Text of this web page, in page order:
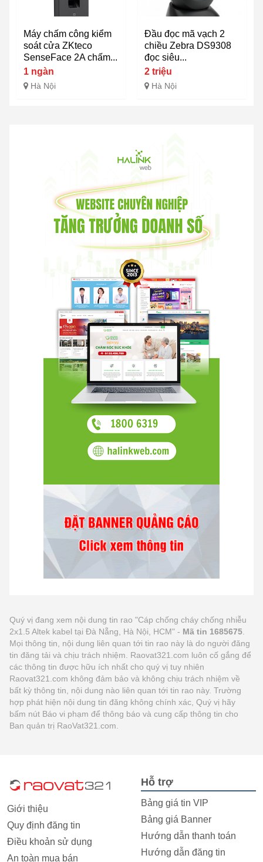
Máy chấm công kiểm
soát cửa ZKteco
SenseFace 2A chấm...
1 ngàn
Hà Nội
Đầu đọc mã vạch 2
chiều Zebra DS9308
đọc siêu...
2 triệu
Hà Nội
Quý vị đang xem nội dung tin rao "Cáp chống cháy chống nhiễu
2x1.5 Altek kabel tại Đà Nẵng, Hà Nội, HCM" - Mã tin 1685675
Mọi thông tin, nội dung liên quan tới tin rao này là do người đăng
tin đăng tải và chịu trách nhiệm. Raovat321.com luôn cố gắng để
các thông tin được hữu ích nhất cho quý vị tuy nhiên
Raovat321.com không đảm bảo và không chịu trách nhiệm về
bất kỳ thông tin, nội dung nào liên quan tới tin rao này. Trường
hợp phát hiện nội dung tin đăng không chính xác, Quý vị hãy
bấm nút Báo vi phạm để thông báo và cung cấp thông tin cho
Ban quản trị RaoVat321.com.
Giới thiệu
Quy định đăng tin
Điều khoản sử dụng
An toàn mua bán
Hỗ trợ
Bảng giá tin VIP
Bảng giá Banner
Hướng dẫn thanh toán
Hướng dẫn đăng tin